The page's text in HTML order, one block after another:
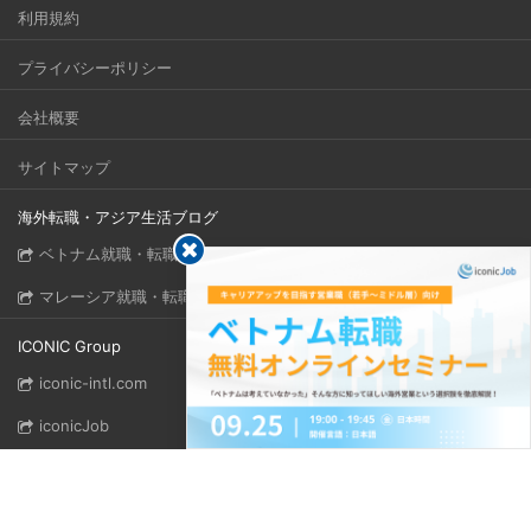
利用規約
プライバシーポリシー
会社概要
サイトマップ
海外転職・アジア生活ブログ
ベトナム就職・転職完全ガイド
マレーシア就職・転職完全ガイド
ICONIC Group
iconic-intl.com
iconicJob